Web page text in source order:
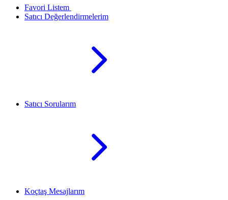
Favori Listem
Satıcı Değerlendirmelerim
Satıcı Sorularım
Koçtaş Mesajlarım